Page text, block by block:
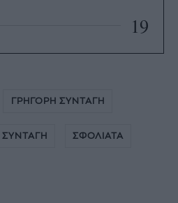
19
ΓΡΗΓΟΡΗ ΣΥΝΤΑΓΗ
ΣΦΟΛΙΑΤΑ